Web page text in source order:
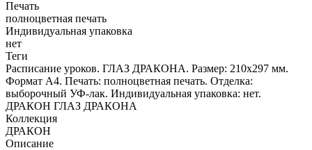
Печать
полноцветная печать
Индивидуальная упаковка
нет
Теги
Расписание уроков. ГЛАЗ ДРАКОНА. Размер: 210x297 мм.
Формат А4. Печать: полноцветная печать. Отделка:
выборочный УФ-лак. Индивидуальная упаковка: нет.
ДРАКОН ГЛАЗ ДРАКОНА
Коллекция
ДРАКОН
Описание